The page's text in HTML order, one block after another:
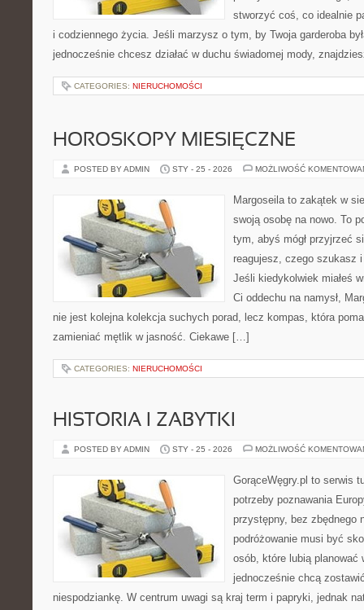
stworzyć coś, co idealnie
i codziennego życia. Jeśli marzysz o tym, by Twoja garderoba
jednocześnie chcesz działać w duchu świadomej mody,
CATEGORIES: NIERUCHOMOŚCI
HOROSKOPY MIESIĘCZNE
POSTED BY ADMIN STY - 25 - 2026 MOŻLIWOŚĆ
Margoseila to zakątek w
swoją osobę na nowo. To
tym, abyś mógł przyjrzeć
reagujesz, czego szukasz
Jeśli kiedykolwiek miałeś
Ci oddechu na namysł,
nie jest kolejna kolekcja suchych porad, lecz kompas, która
zamieniać mętlik w jasność. Ciekawe […]
CATEGORIES: NIERUCHOMOŚCI
HISTORIA I ZABYTKI
POSTED BY ADMIN STY - 25 - 2026 MOŻLIWOŚĆ
GorąceWęgry.pl to serwis
potrzeby poznawania
przystępny, bez zbędnego
podróżowanie musi być
osób, które lubią
jednocześnie chcą
niespodziankę. W centrum uwagi są kraj term i papryki, jednak